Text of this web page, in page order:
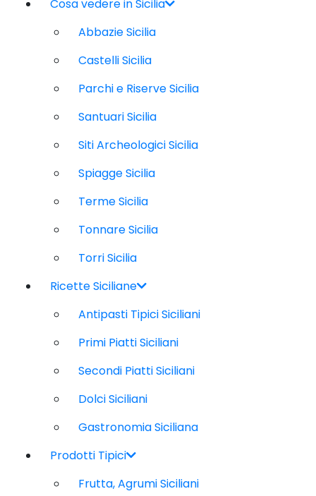
Cosa vedere in Sicilia
Abbazie Sicilia
Castelli Sicilia
Parchi e Riserve Sicilia
Santuari Sicilia
Siti Archeologici Sicilia
Spiagge Sicilia
Terme Sicilia
Tonnare Sicilia
Torri Sicilia
Ricette Siciliane
Antipasti Tipici Siciliani
Primi Piatti Siciliani
Secondi Piatti Siciliani
Dolci Siciliani
Gastronomia Siciliana
Prodotti Tipici
Frutta, Agrumi Siciliani